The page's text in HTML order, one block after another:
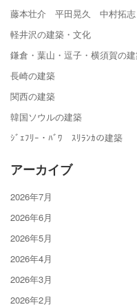
藤本壮介 平田晃久 中村拓
軽井沢の建築・文化
鎌倉・葉山・逗子・横須賀の
長崎の建築
関西の建築
韓国ソウルの建築
ｼﾞｪﾌﾘｰ・ﾊﾞﾜ ｽﾘﾗﾝｶの建築
アーカイブ
2026年7月
2026年6月
2026年5月
2026年4月
2026年3月
2026年2月